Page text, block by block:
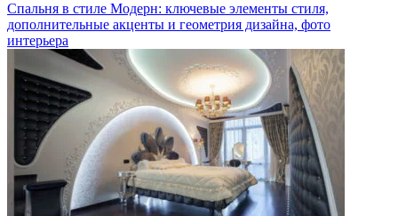
Спальня в стиле Модерн: ключевые элементы стиля,
дополнительные акценты и геометрия дизайна, фото
интерьера